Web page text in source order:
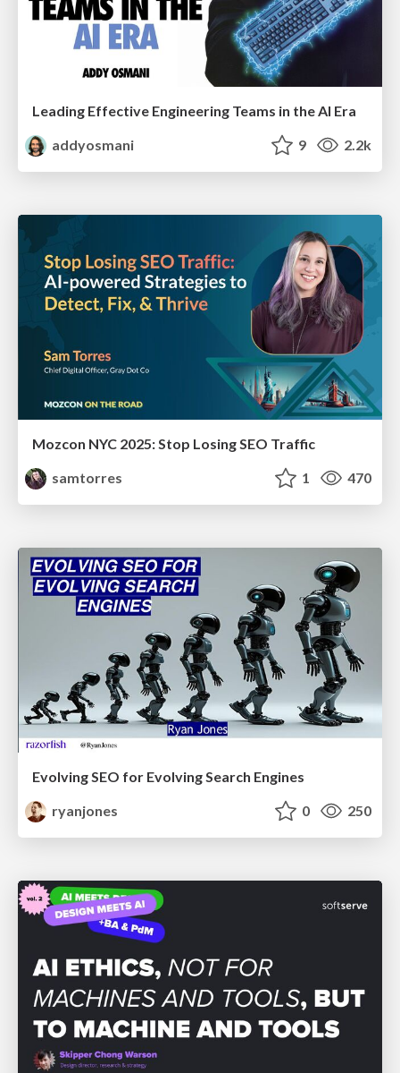
Leading Effective Engineering Teams in the AI Era
addyosmani
9 2.2k
Mozcon NYC 2025: Stop Losing SEO Traffic
samtorres
1 470
Evolving SEO for Evolving Search Engines
ryanjones
0 250